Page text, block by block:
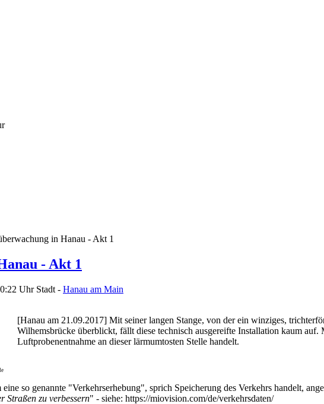
in Hanau - Akt 1
- Akt 1
Uhr Stadt - Hanau am Main
[Hanau am 21.09.2017] Mit seiner langen Stange, von der ein winziges,
Wilhemsbrücke überblickt, fällt diese technisch ausgereifte Installation kaum auf.
Luftprobenentnahme an dieser lärmumtosten Stelle handelt.
so genannte "Verkehrserhebung", sprich Speicherung des Verkehrs handelt,
Straßen zu verbessern" - siehe: https://miovision.com/de/verkehrsdaten/